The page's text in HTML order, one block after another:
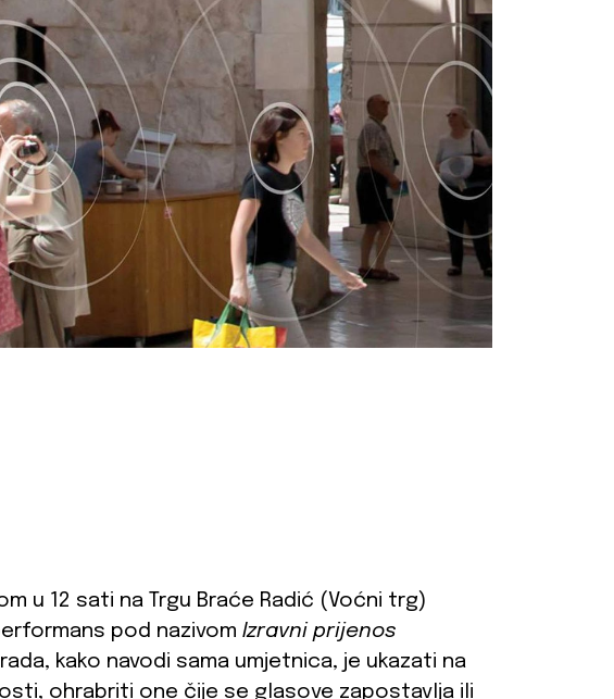
u 12 sati na Trgu Braće Radić (Voćni trg)
pod nazivom Izravni prijenos
kako navodi sama umjetnica, je ukazati na
ohrabriti one čije se glasove zapostavlja ili